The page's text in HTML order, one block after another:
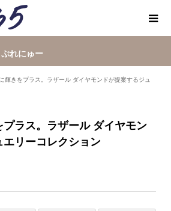
ぷれにゅー
輝きをプラス。ラザール ダイヤモンドが提案するジュ
ラス。ラザール ダイヤモン
エリーコレクション